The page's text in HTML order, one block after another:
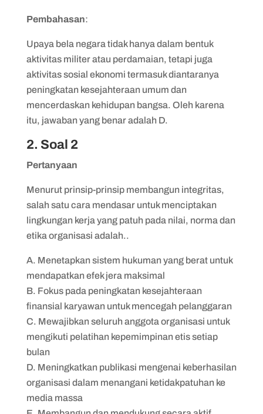
Pembahasan:
Upaya bela negara tidak hanya dalam bentuk
aktivitas militer atau perdamaian, tetapi juga
aktivitas sosial ekonomi termasuk diantaranya
peningkatan kesejahteraan umum dan
mencerdaskan kehidupan bangsa. Oleh karena
itu, jawaban yang benar adalah D.
2. Soal 2
Pertanyaan
Menurut prinsip-prinsip membangun integritas,
salah satu cara mendasar untuk menciptakan
lingkungan kerja yang patuh pada nilai, norma dan
etika organisasi adalah..
Menetapkan sistem hukuman yang berat untuk
mendapatkan efek jera maksimal
Fokus pada peningkatan kesejahteraan
finansial karyawan untuk mencegah pelanggaran
Mewajibkan seluruh anggota organisasi untuk
mengikuti pelatihan kepemimpinan etis setiap
bulan
Meningkatkan publikasi mengenai keberhasilan
organisasi dalam menangani ketidakpatuhan ke
media massa